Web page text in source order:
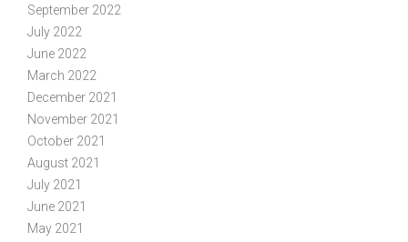
September 2022
July 2022
June 2022
March 2022
December 2021
November 2021
October 2021
August 2021
July 2021
June 2021
May 2021